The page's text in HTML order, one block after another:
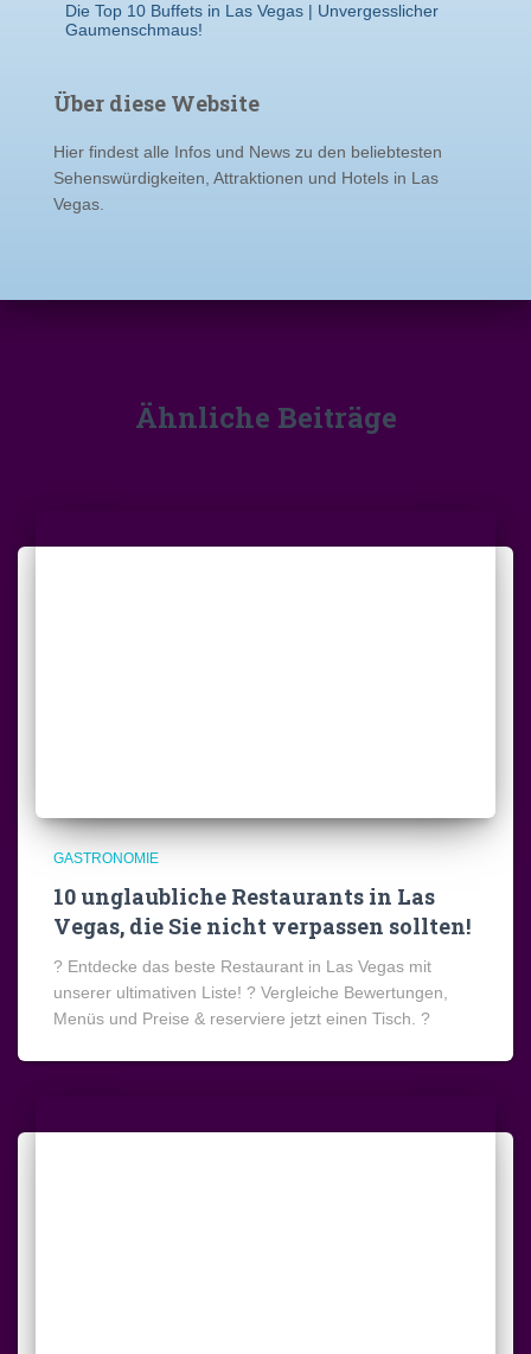
Die Top 10 Buffets in Las Vegas | Unvergesslicher
Gaumenschmaus!
Über diese Website
Hier findest alle Infos und News zu den beliebtesten
Sehenswürdigkeiten, Attraktionen und Hotels in Las
Vegas.
Ähnliche Beiträge
GASTRONOMIE
10 unglaubliche Restaurants in Las
Vegas, die Sie nicht verpassen sollten!
? Entdecke das beste Restaurant in Las Vegas mit
unserer ultimativen Liste! ? Vergleiche Bewertungen,
Menüs und Preise & reserviere jetzt einen Tisch. ?️